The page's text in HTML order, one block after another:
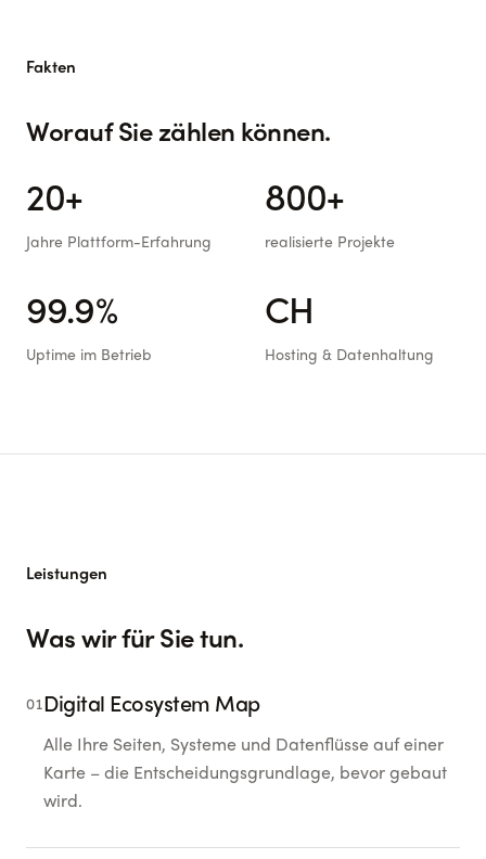
Fakten
Worauf Sie zählen können.
20+
Jahre Plattform-Erfahrung
800+
realisierte Projekte
99.9%
Uptime im Betrieb
CH
Hosting & Datenhaltung
Leistungen
Was wir für Sie tun.
01Digital Ecosystem Map
Alle Ihre Seiten, Systeme und Datenflüsse auf einer
Karte – die Entscheidungsgrundlage, bevor gebaut
wird.